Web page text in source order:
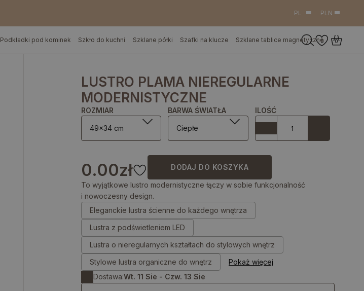
PL PLN
Podkładki pod kominek Szkło do kuchni Szklane półki Szafki na klucze Szklane tablice magnetyczne
0 0
LUSTRO PLAMA NIEREGULARNE
MODERNISTYCZNE
ROZMIAR
49x34 cm
BARWA ŚWIATŁA
Ciepłe
ILOŚĆ
0.00zł DODAJ DO KOSZYKA
To wyjątkowe lustro modernistyczne łączy w sobie funkcjonalność
i nowoczesny design.
Eleganckie lustra ścienne do każdego wnętrza
Lustra z podświetleniem LED
Lustra o nieregularnych kształtach do stylowych wnętrz
Stylowe lustra organiczne do wnętrz
Pokaż więcej
Dostawa:Wt. 11 Sie - Czw. 13 Sie